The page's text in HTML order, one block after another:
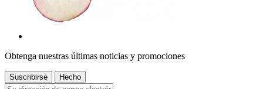
Obtenga nuestras últimas noticias y promociones